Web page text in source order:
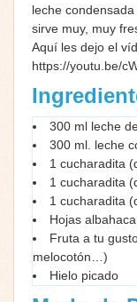
leche
sirve muy, muy
Aquí les dejo el
https://youtu.be/
300 ml leche
300 ml. leche
1 cucharadita
1 cucharadita
1 cucharadita
Hojas
Fruta a tu
melocotón…)
Hielo picado